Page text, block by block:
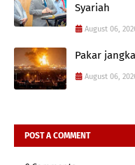
Syariah
August 06,
Pakar
August 06,
POST A COMMENT